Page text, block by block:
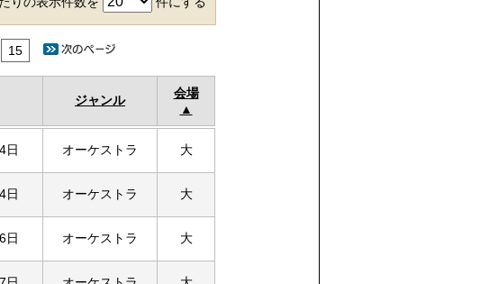
15
ジャンル 会場
日 オーケストラ 大
日 オーケストラ 大
日 オーケストラ 大